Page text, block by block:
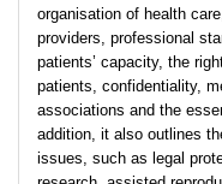
organisation of health
providers, professional
patients’ capacity, the
patients, confidentiality,
associations and the
addition, it also outlines
issues, such as legal